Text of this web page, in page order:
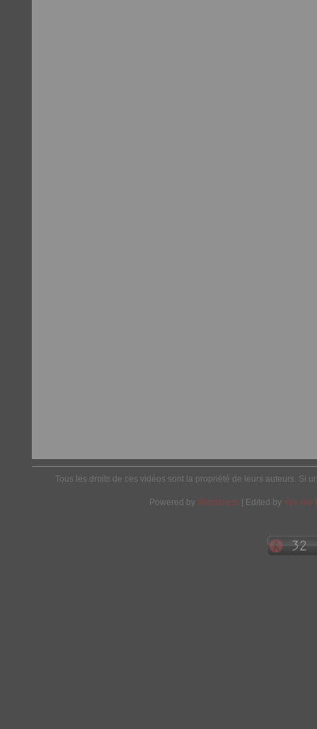
Tous les droits de ces vidéos sont la propriété de leurs auteurs. Si
Powered by Wordpress | Edited by Yes We